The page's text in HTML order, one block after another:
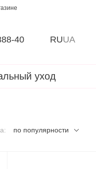
40 RUUA
уход
по популярности